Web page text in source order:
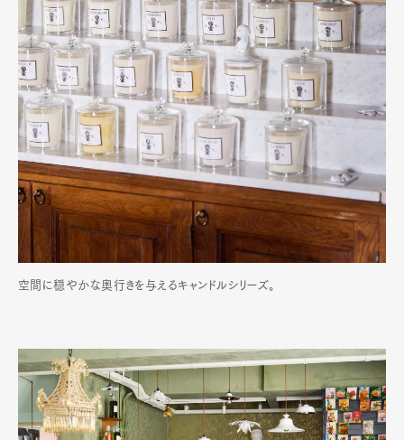
空間に穏やかな奥行きを与えるキャンドルシリーズ。